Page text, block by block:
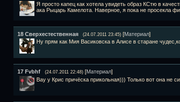
Я просто капец как хотела увидеть образ КСтю в
ака Рыцарь Камелота. Наверное, я пока не просекла
18 Сверхестественная (24.07.2011 23:45) [Материал]
Ну прям как Мия Васиковска в Алисе в старане
17 Fvbhf (24.07.2011 22:48) [Материал]
Вау у Крис причёска прикольная))) Только вот она не